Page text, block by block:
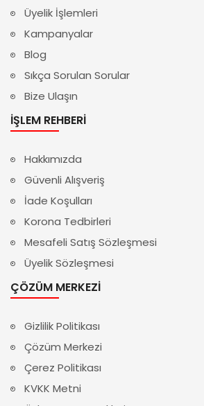
Üyelik İşlemleri
Kampanyalar
Blog
Sıkça Sorulan Sorular
Bize Ulaşın
İŞLEM REHBERI
Hakkımızda
Güvenli Alışveriş
İade Koşulları
Korona Tedbirleri
Mesafeli Satış Sözleşmesi
Üyelik Sözleşmesi
ÇÖZÜM MERKEZI
Gizlilik Politikası
Çözüm Merkezi
Çerez Politikası
KVKK Metni